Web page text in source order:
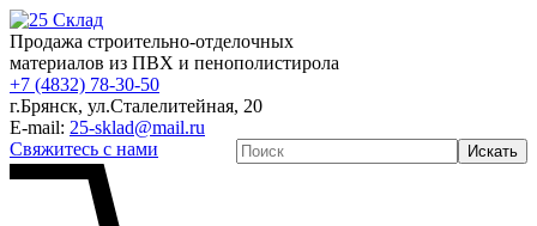
Продажа строительно-отделочных
материалов из ПВХ и пенополистирола
+7 (4832) 78-30-50
г.Брянск, ул.Сталелитейная, 20
E-mail: 25-sklad@mail.ru
Свяжитесь с нами
Искать